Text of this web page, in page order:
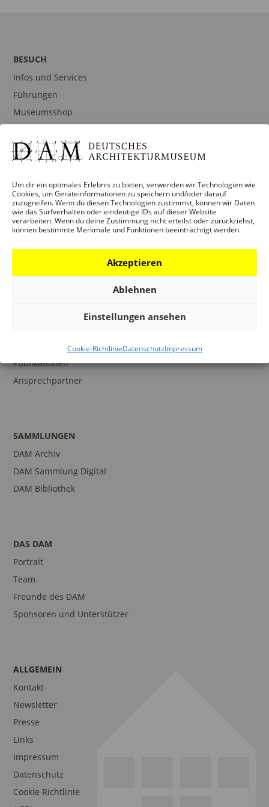
Um dir ein optimales Erlebnis zu bieten, verwenden wir Technologien wie
Cookies, um Geräteinformationen zu speichern und/oder darauf
zuzugreifen. Wenn du diesen Technologien zustimmst, können wir Daten
wie das Surfverhalten oder eindeutige IDs auf dieser Website
verarbeiten. Wenn du deine Zustimmung nicht erteilst oder zurückziehst,
können bestimmte Merkmale und Funktionen beeinträchtigt werden.
Akzeptieren
Ablehnen
Einstellungen ansehen
Cookie-RichtlinieDatenschutzImpressum
BESUCH
Infos und Services
Führungen
Museumsshop
PROGRAMM
Ausstellungen
Veranstaltungen
Führungen und Touren
Publikationen
Ansprechpartner
SAMMLUNGEN
DAM Archiv
DAM Sammlung Digital
DAM Bibliothek
DAS DAM
Portrait
Team
Freunde des DAM
Sponsoren und Unterstützer
ALLGEMEIN
Kontakt
Newsletter
Presse
Links
Impressum
Datenschutz
Cookie Richtlinie